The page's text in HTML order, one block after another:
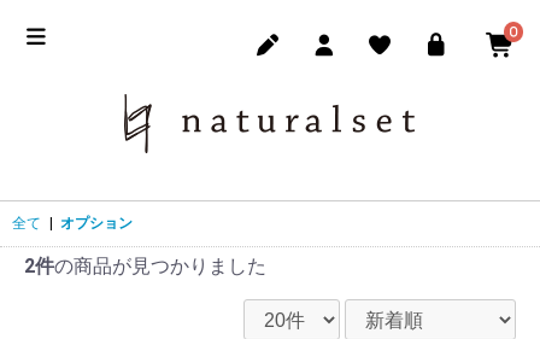
0
全て オプション
2件の商品が見つかりました